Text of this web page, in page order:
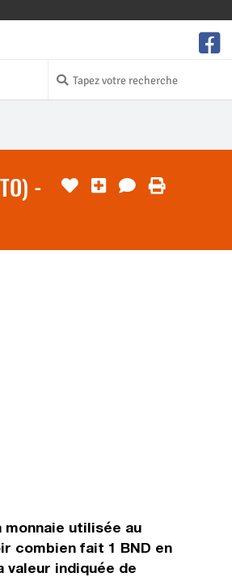
-
utilisée au
combien fait 1 BND en
valeur indiquée de